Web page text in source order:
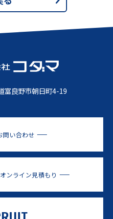
良野市朝日町4-19
問い合わせ
オンライン見積もり